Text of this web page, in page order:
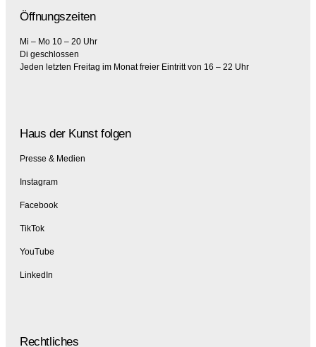
Öffnungszeiten
Mi – Mo 10 – 20 Uhr
Di geschlossen
Jeden letzten Freitag im Monat freier Eintritt von 16 – 22 Uhr
Haus der Kunst folgen
Presse & Medien
Instagram
Facebook
TikTok
YouTube
LinkedIn
Rechtliches